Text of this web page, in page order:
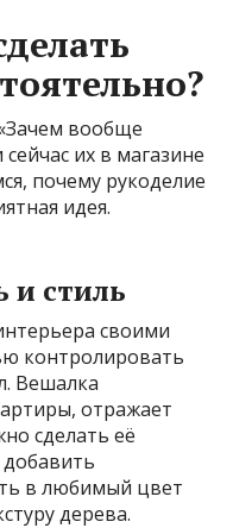
вообще
их в магазине
почему рукоделие
идея.
и стиль
своими
контролировать
Вешалка
отражает
сделать её
в любимый цвет
дерева.